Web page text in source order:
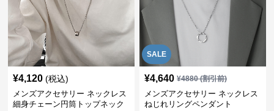
¥4,120 (税込)
メンズアクセサリー ネックレス
細身チェーン円筒トップネック
SALE
¥4,640 ¥4880(割引前)
メンズアクセサリー ネックレス
ねじれリングペンダント